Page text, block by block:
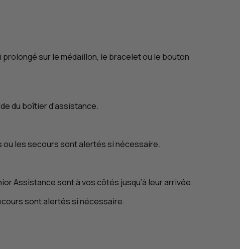
sur le médaillon, le bracelet ou le bouton
du boîtier d’assistance.
ou les secours sont alertés si nécessaire.
Assistance sont à vos côtés jusqu’à leur arrivée.
sont alertés si nécessaire.